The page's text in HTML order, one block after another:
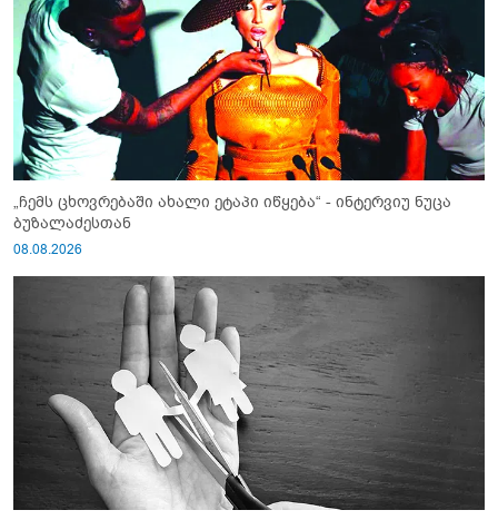
„ჩემს ცხოვრებაში ახალი ეტაპი იწყება“ - ინტერვიუ ნუცა
ბუზალაძესთან
08.08.2026